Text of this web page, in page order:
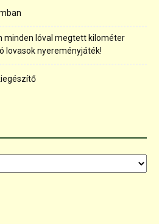
minden lóval megtett kilométer
lovasok nyereményjáték!